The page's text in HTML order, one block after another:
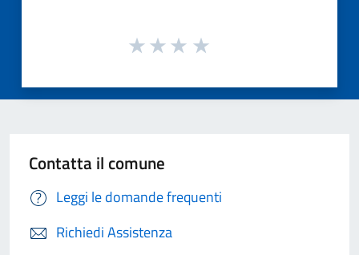
Contatta il comune
Leggi le domande frequenti
Richiedi Assistenza